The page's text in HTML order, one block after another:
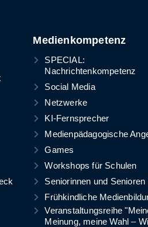
Medienkompetenz
SPECIAL:
Nachrichtenkompetenz
Social Media
Netzwerke
KI-Fernsprecher
Medienpädagogische
Games
Workshops für Schulen
Seniorinnen und Senioren
Frühkindliche
Veranstaltungsreihe
Meinung, meine Wahl –